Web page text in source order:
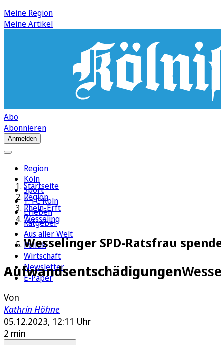
Meine Region
Meine Artikel
Abo
Abonnieren
Anmelden
Region
Köln
Sport
1. FC Köln
Erleben
Ratgeber
Aus aller Welt
Politik
Wirtschaft
Newsletter
E-Paper
Startseite
Region
Rhein-Erft
Wesseling
Wesselinger SPD-Ratsfrau
Aufwandsentschädigungen
Von
Kathrin Höhne
05.12.2023, 12:11 Uhr
2 min